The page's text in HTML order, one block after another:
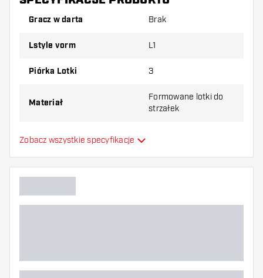
złamane w wyniku użytkowania.
Wypróbuj inny kształt, materiał lub grubość
najbardziej Ci odpowiada!
Gracz w darta Brak
Lstyle vorm L1
Piórka Lotki 3
Materiał
Formowane lotki do
strzałek
Typ
Elastyczność
Zobacz wszystkie specyfikacje